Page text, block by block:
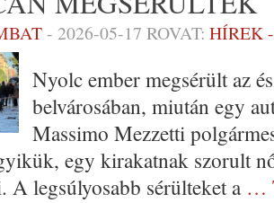
- 2026-05-17 ROVAT: HÍREK
Nyolc ember megsérült az
belvárosában, miután egy
Massimo Mezzetti
egy kirakatnak szorult
A legsúlyosabb sérülteket a …